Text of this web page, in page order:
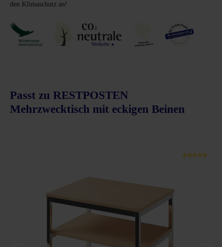
den Klimaschutz an!
Passt zu RESTPOSTEN
Mehrzwecktisch mit eckigen Beinen